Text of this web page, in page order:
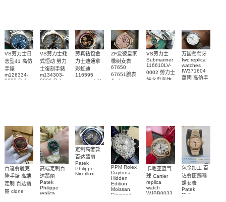
VS劳力士日
志型41 高仿
手錶
m126334-
0002 Rolex
VS劳力士蚝
式恒动 勞力
士復刻手錶
m134303-
0001 Rolex
劳真钻包金
力士迪通拿
彩虹迪
116595
ZF爱彼皇家
橡树女表
67650
67651腕表
Audemars
VS劳力士
Submariner
116610LV-
0002 勞力士
綠水鬼高仿
万国葡萄牙
Iwc replica
watches
IW371604
萬國 高仿手
百達翡麗克
隆手錶 高端
定制 百达翡
丽 clone
高端定制百
达翡丽
Patek
Philippe
replica
定制高奢款
百达翡丽
Patek
Philippe
Nautilus
PPM Rolex
Daytona
Hidden
Edition
Moissan
Diamond
卡地亚蓝气
球 Cartier
replica
watch
WJBB0033
包金加工 百
达翡丽鹦鹉
螺女表
Patek
Philippe